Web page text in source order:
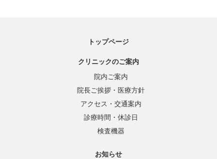
トップページ
クリニックのご案内
院内ご案内
院長ご挨拶・医療方針
アクセス・交通案内
診療時間・休診日
検査機器
お知らせ